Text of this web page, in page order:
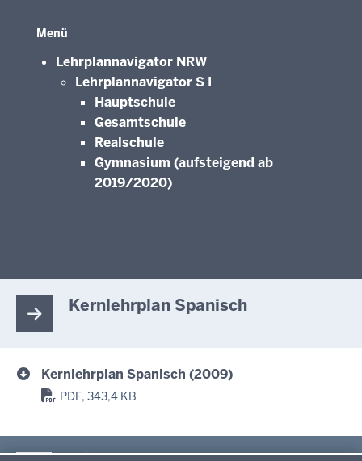
Menü
Lehrplannavigator NRW
Lehrplannavigator S I
Hauptschule
Gesamtschule
Realschule
Gymnasium (aufsteigend ab
2019/2020)
Kernlehrplan Spanisch
Kernlehrplan Spanisch (2009)
PDF, 343,4 KB